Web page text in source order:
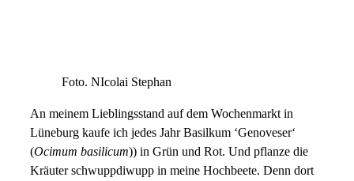
Foto. NIcolai Stephan
An meinem Lieblingsstand auf dem Wochenmarkt in
Lüneburg kaufe ich jedes Jahr Basilkum ‘Genoveser‘
(Ocimum basilicum)) in Grün und Rot. Und pflanze die
Kräuter schwuppdiwupp in meine Hochbeete. Denn dort